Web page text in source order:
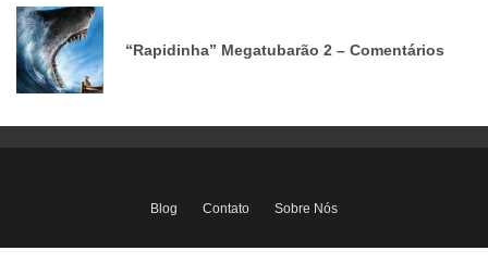
“Rapidinha” Megatubarão 2 – Comentários
Blog Contato Sobre Nós